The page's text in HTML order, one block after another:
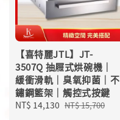
【喜特麗JTL】JT-
3507Q 抽屜式烘碗機｜
緩衝滑軌｜臭氧抑菌｜不
鏽鋼籃架｜觸控式按鍵
Sale
NT$ 14,130 Regular
NT$ 15,700